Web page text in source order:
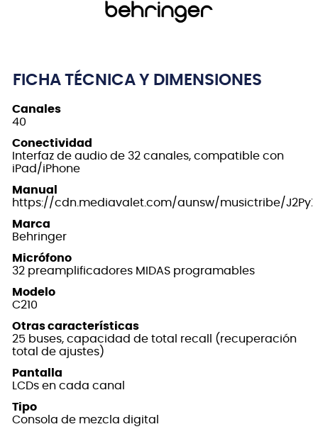
FICHA TÉCNICA Y DIMENSIONES
Canales
40
Conectividad
Interfaz de audio de 32 canales, compatible con
iPad/iPhone
Manual
https://cdn.mediavalet.com/aunsw/musictribe/
Marca
Behringer
Micrófono
32 preamplificadores MIDAS programables
Modelo
C210
Otras características
25 buses, capacidad de total recall (recuperación
total de ajustes)
Pantalla
LCDs en cada canal
Tipo
Consola de mezcla digital